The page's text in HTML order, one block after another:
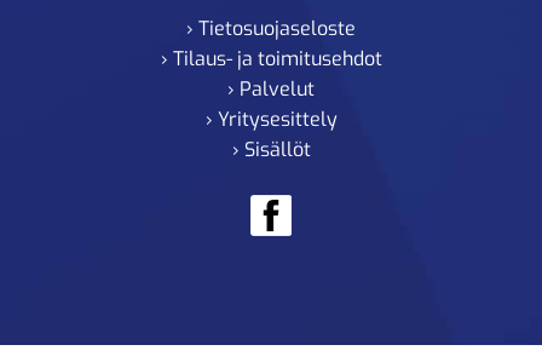
› Tietosuojaseloste
› Tilaus- ja toimitusehdot
› Palvelut
› Yritysesittely
› Sisällöt